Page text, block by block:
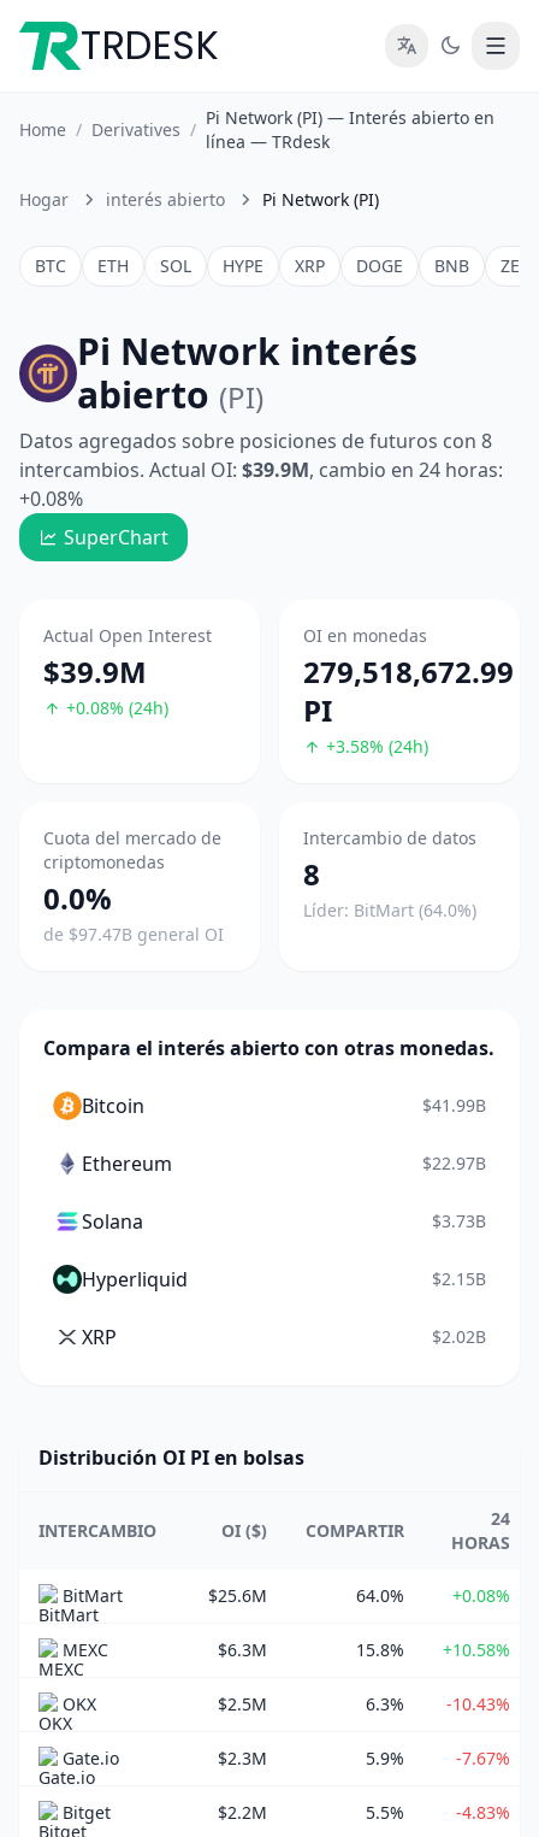
TRDESK
Home / Derivatives /
Pi Network (PI) — Interés abierto en
línea — TRdesk
Hogar interés abierto Pi Network (PI)
BTC ETH SOL HYPE XRP DOGE BNB ZEC
Pi Network interés
abierto (PI)
Datos agregados sobre posiciones de futuros con 8
intercambios. Actual OI: $39.9M, cambio en 24 horas:
+0.08%
SuperChart
Actual Open Interest
$39.9M
+0.08% (24h)
OI en monedas
279,518,672.99
PI
+3.58% (24h)
Cuota del mercado de
criptomonedas
0.0%
de $97.47B general OI
Intercambio de datos
8
Líder: BitMart (64.0%)
Compara el interés abierto con otras monedas.
Bitcoin $41.99B
Ethereum $22.97B
Solana $3.73B
Hyperliquid $2.15B
XRP $2.02B
Distribución OI PI en bolsas
INTERCAMBIO OI ($) COMPARTIR
24
HORAS
BitMart $25.6M 64.0% +0.08%
MEXC $6.3M 15.8% +10.58%
OKX $2.5M 6.3% -10.43%
Gate.io $2.3M 5.9% -7.67%
Bitget $2.2M 5.5% -4.83%